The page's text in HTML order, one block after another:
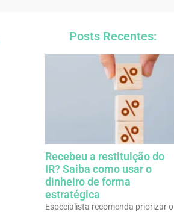
Posts Recentes:
Recebeu a restituição do
IR? Saiba como usar o
dinheiro de forma
estratégica
Especialista recomenda priorizar o